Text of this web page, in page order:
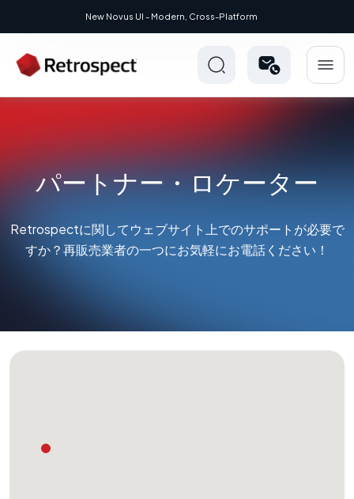
New Novus UI - Modern, Cross-Platform
パートナー・ロケーター
Retrospectに関してウェブサイト上でのサポートが必要で
すか？再販売業者の一つにお気軽にお電話ください！